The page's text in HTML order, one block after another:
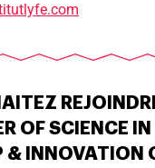
OF SCIENCE
& INNOVATION